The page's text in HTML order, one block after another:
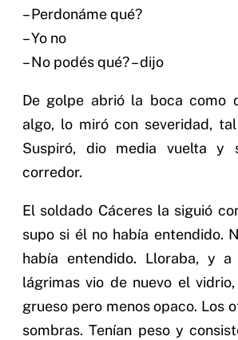
– Perdonáme qué?
– Yo no
– No podés qué? – dijo
De golpe abrió la boca como
algo, lo miró con severidad,
Suspiró, dio media vuelta
corredor.
El soldado Cáceres la siguió
supo si él no había entendido.
había entendido. Lloraba, y
lágrimas vio de nuevo el
grueso pero menos opaco. Los
sombras. Tenían peso y